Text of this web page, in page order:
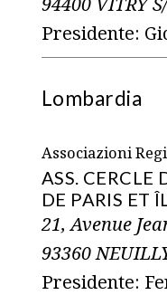
Presidente:
Lombardia
Associazioni
ASS. CERCLE
DE PARIS ET
21, Avenue
93360
Presidente: